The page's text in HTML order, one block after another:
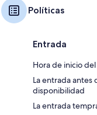
Políticas
Entrada
Hora de inicio
La entrada antes
disponibilidad
La entrada